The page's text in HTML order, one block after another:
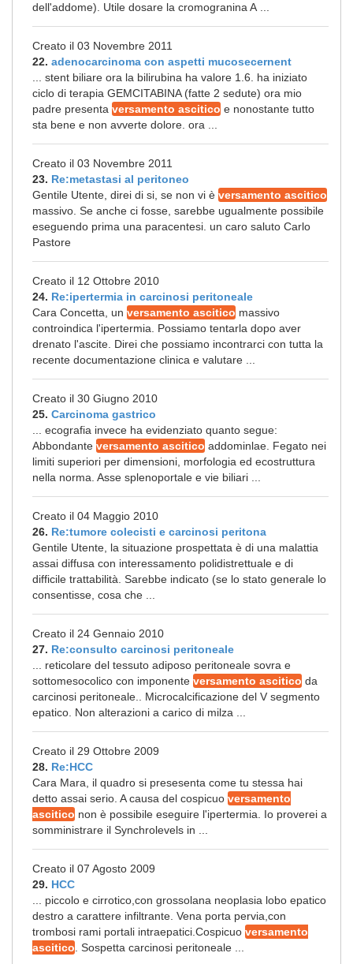
dell'addome). Utile dosare la cromogranina A ...
Creato il 03 Novembre 2011
22. adenocarcinoma con aspetti mucosecernent
... stent biliare ora la bilirubina ha valore 1.6. ha iniziato
ciclo di terapia GEMCITABINA (fatte 2 sedute) ora mio
padre presenta versamento ascitico e nonostante tutto
sta bene e non avverte dolore. ora ...
Creato il 03 Novembre 2011
23. Re:metastasi al peritoneo
Gentile Utente, direi di si, se non vi è versamento ascitico
massivo. Se anche ci fosse, sarebbe ugualmente possibile
eseguendo prima una paracentesi. un caro saluto Carlo
Pastore
Creato il 12 Ottobre 2010
24. Re:ipertermia in carcinosi peritoneale
Cara Concetta, un versamento ascitico massivo
controindica l'ipertermia. Possiamo tentarla dopo aver
drenato l'ascite. Direi che possiamo incontrarci con tutta la
recente documentazione clinica e valutare ...
Creato il 30 Giugno 2010
25. Carcinoma gastrico
... ecografia invece ha evidenziato quanto segue:
Abbondante versamento ascitico addominlae. Fegato nei
limiti superiori per dimensioni, morfologia ed ecostruttura
nella norma. Asse splenoportale e vie biliari ...
Creato il 04 Maggio 2010
26. Re:tumore colecisti e carcinosi peritona
Gentile Utente, la situazione prospettata è di una malattia
assai diffusa con interessamento polidistrettuale e di
difficile trattabilità. Sarebbe indicato (se lo stato generale lo
consentisse, cosa che ...
Creato il 24 Gennaio 2010
27. Re:consulto carcinosi peritoneale
... reticolare del tessuto adiposo peritoneale sovra e
sottomesocolico con imponente versamento ascitico da
carcinosi peritoneale.. Microcalcificazione del V segmento
epatico. Non alterazioni a carico di milza ...
Creato il 29 Ottobre 2009
28. Re:HCC
Cara Mara, il quadro si presesenta come tu stessa hai
detto assai serio. A causa del cospicuo versamento
ascitico non è possibile eseguire l'ipertermia. Io proverei a
somministrare il Synchrolevels in ...
Creato il 07 Agosto 2009
29. HCC
... piccolo e cirrotico,con grossolana neoplasia lobo epatico
destro a carattere infiltrante. Vena porta pervia,con
trombosi rami portali intraepatici.Cospicuo versamento
ascitico . Sospetta carcinosi peritoneale ...